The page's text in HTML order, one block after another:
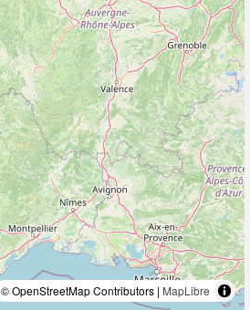
© OpenStreetMap Contributors | MapLibre